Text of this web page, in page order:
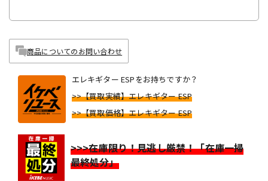
商品についてのお問い合わせ
エレキギター ESPをお持ちですか？
>>【買取実績】エレキギター ESP
>>【買取価格】エレキギター ESP
>>>在庫限り！見逃し厳禁！「在庫一掃
最終処分」